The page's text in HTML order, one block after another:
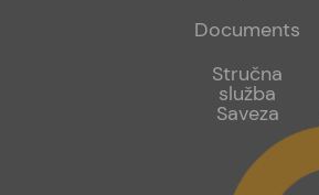
Documents
Stručna
služba
Saveza